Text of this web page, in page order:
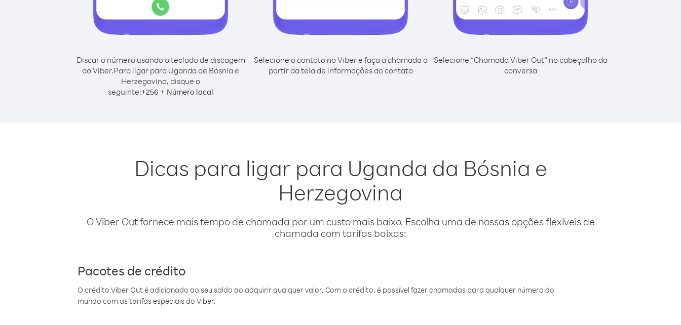
Discar o número usando o teclado de discagem
do Viber.Para ligar para Uganda de Bósnia e
Herzegovina, disque o
seguinte:+256 + Número local
Selecione o contato no Viber e faça a chamada a
partir da tela de informações do contato
Selecione “Chamada Viber Out” no cabeçalho da
conversa
Dicas para ligar para Uganda da Bósnia e
Herzegovina
O Viber Out fornece mais tempo de chamada por um custo mais baixo. Escolha uma de nossas opções flexíveis de
chamada com tarifas baixas:
Pacotes de crédito
O crédito Viber Out é adicionado ao seu saldo ao adquirir qualquer valor. Com o crédito, é possível fazer chamadas para qualquer número do
mundo com as tarifas especiais do Viber.